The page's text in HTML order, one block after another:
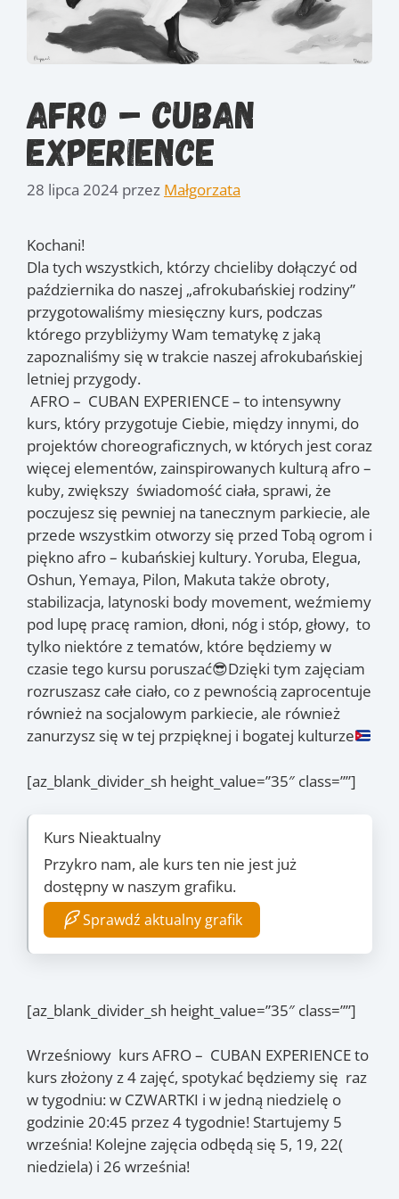
Afro – Cuban
Experience
28 lipca 2024 przez Małgorzata
Kochani!
Dla tych wszystkich, którzy chcieliby dołączyć od
października do naszej „afrokubańskiej rodziny”
przygotowaliśmy miesięczny kurs, podczas
którego przybliżymy Wam tematykę z jaką
zapoznaliśmy się w trakcie naszej afrokubańskiej
letniej przygody.
AFRO – CUBAN EXPERIENCE – to intensywny
kurs, który przygotuje Ciebie, między innymi, do
projektów choreograficznych, w których jest coraz
więcej elementów, zainspirowanych kulturą afro –
kuby, zwiększy świadomość ciała, sprawi, że
poczujesz się pewniej na tanecznym parkiecie, ale
przede wszystkim otworzy się przed Tobą ogrom i
piękno afro – kubańskiej kultury. Yoruba, Elegua,
Oshun, Yemaya, Pilon, Makuta także obroty,
stabilizacja, latynoski body movement, weźmiemy
pod lupę pracę ramion, dłoni, nóg i stóp, głowy, to
tylko niektóre z tematów, które będziemy w
czasie tego kursu poruszać😎Dzięki tym zajęciam
rozruszasz całe ciało, co z pewnością zaprocentuje
również na socjalowym parkiecie, ale również
zanurzysz się w tej przpięknej i bogatej kulturze
[az_blank_divider_sh height_value=”35″ class=””]
Kurs Nieaktualny
Przykro nam, ale kurs ten nie jest już
dostępny w naszym grafiku.
Sprawdź aktualny grafik
[az_blank_divider_sh height_value=”35″ class=””]
Wrześniowy kurs AFRO – CUBAN EXPERIENCE to
kurs złożony z 4 zajęć, spotykać będziemy się raz
w tygodniu: w CZWARTKI i w jedną niedzielę o
godzinie 20:45 przez 4 tygodnie! Startujemy 5
września! Kolejne zajęcia odbędą się 5, 19, 22(
niedziela) i 26 września!